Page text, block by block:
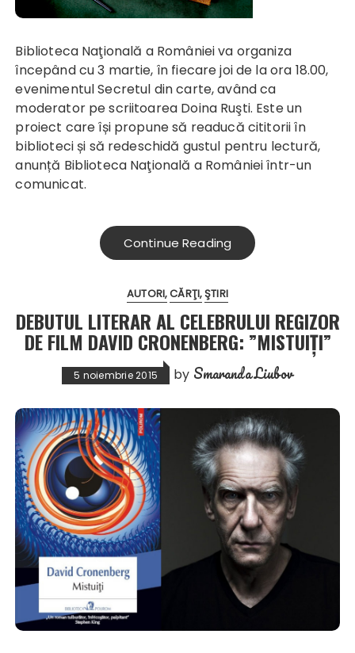
Biblioteca Naţională a României va organiza
începând cu 3 martie, în fiecare joi de la ora 18.00,
evenimentul Secretul din carte, având ca
moderator pe scriitoarea Doina Ruşti. Este un
proiect care își propune să readucă cititorii în
biblioteci și să redeschidă gustul pentru lectură,
anunță Biblioteca Naţională a României într-un
comunicat.
Continue Reading
AUTORI CĂRŢI ŞTIRI
DEBUTUL LITERAR AL CELEBRULUI REGIZOR
DE FILM DAVID CRONENBERG: ”MISTUIȚI”
5 noiembrie 2015 by Smaranda Liubov